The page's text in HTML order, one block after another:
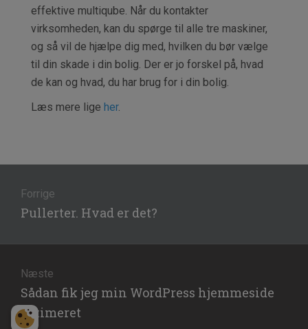
effektive multiqube. Når du kontakter
virksomheden, kan du spørge til alle tre maskiner,
og så vil de hjælpe dig med, hvilken du bør vælge
til din skade i din bolig. Der er jo forskel på, hvad
de kan og hvad, du har brug for i din bolig.
Læs mere lige her.
Forrige
Forrige
Pullerter. Hvad er det?
Næste
Næste
indlæg:
Sådan fik jeg min WordPress hjemmeside
optimeret